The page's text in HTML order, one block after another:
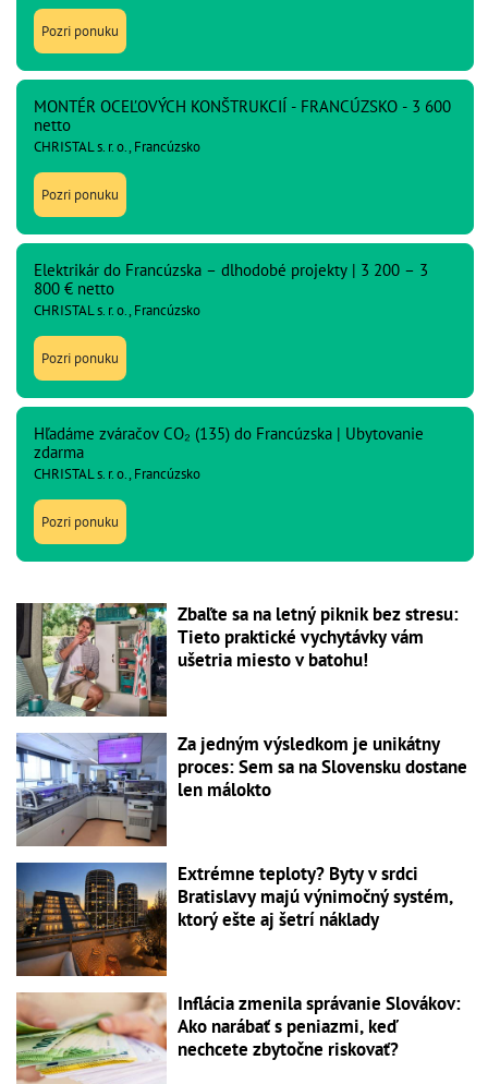
Pozri ponuku
MONTÉR OCEĽOVÝCH KONŠTRUKCIÍ - FRANCÚZSKO - 3 600
netto
CHRISTAL s. r. o., Francúzsko
Pozri ponuku
Elektrikár do Francúzska – dlhodobé projekty | 3 200 – 3
800 € netto
CHRISTAL s. r. o., Francúzsko
Pozri ponuku
Hľadáme zváračov CO₂ (135) do Francúzska | Ubytovanie
zdarma
CHRISTAL s. r. o., Francúzsko
Pozri ponuku
Zbaľte sa na letný piknik bez stresu:
Tieto praktické vychytávky vám
ušetria miesto v batohu!
Za jedným výsledkom je unikátny
proces: Sem sa na Slovensku dostane
len málokto
Extrémne teploty? Byty v srdci
Bratislavy majú výnimočný systém,
ktorý ešte aj šetrí náklady
Inflácia zmenila správanie Slovákov:
Ako narábať s peniazmi, keď
nechcete zbytočne riskovať?